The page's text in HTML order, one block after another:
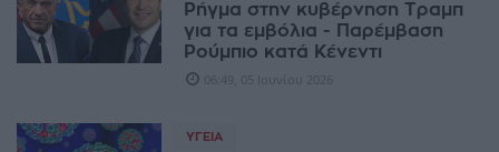
Ρήγμα στην κυβέρνηση Τραμπ
για τα εμβόλια - Παρέμβαση
Ρούμπιο κατά Κένεντι
06:49, 05 Ιουνίου 2026
ΥΓΕΊΑ